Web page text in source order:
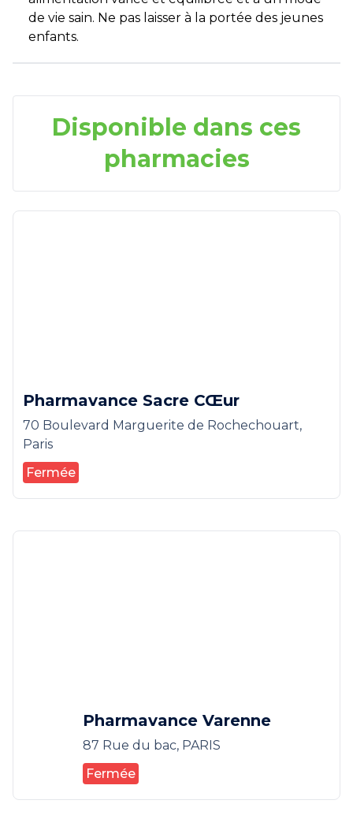
de vie sain. Ne pas laisser à la portée des jeunes
enfants.
Disponible dans ces
pharmacies
Pharmavance Sacre CŒur
70 Boulevard Marguerite de Rochechouart,
Paris
Fermée
Pharmavance Varenne
87 Rue du bac, PARIS
Fermée